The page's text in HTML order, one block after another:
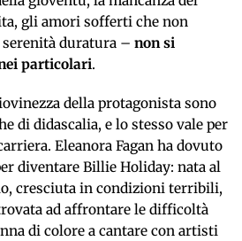
gli amori sofferti che non
serenità duratura – non si
particolari.
della protagonista sono
di didascalia, e lo stesso vale per
Eleanora Fagan ha dovuto
diventare Billie Holiday: nata al
cresciuta in condizioni terribili,
ad affrontare le difficoltà
di colore a cantare con artisti